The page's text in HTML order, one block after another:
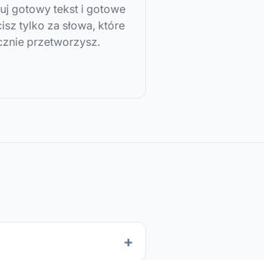
gotowy tekst i gotowe
tylko za słowa, które
przetworzysz.